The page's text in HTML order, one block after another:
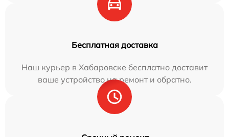
Бесплатная доставка
Наш курьер в Хабаровске бесплатно доставит
ваше устройство на ремонт и обратно.